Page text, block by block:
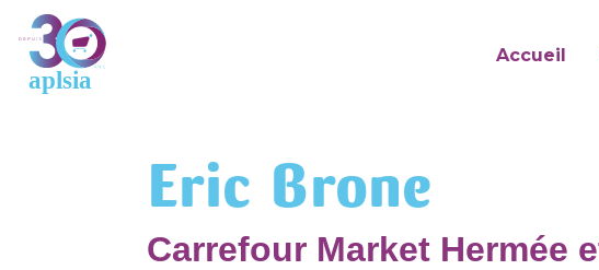
Accueil
Eric Brone
Carrefour Market Hermée